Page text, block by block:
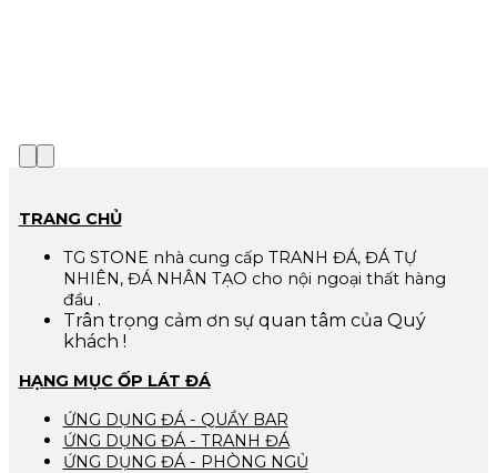
TRANG CHỦ
TG STONE nhà cung cấp TRANH ĐÁ, ĐÁ TỰ
NHIÊN, ĐÁ NHÂN TẠO cho nội ngoại thất hàng
đầu .
Trân trọng cảm ơn sự quan tâm của Quý
khách !
HẠNG MỤC ỐP LÁT ĐÁ
ỨNG DỤNG ĐÁ - QUẦY BAR
ỨNG DỤNG ĐÁ - TRANH ĐÁ
ỨNG DỤNG ĐÁ - PHÒNG NGỦ